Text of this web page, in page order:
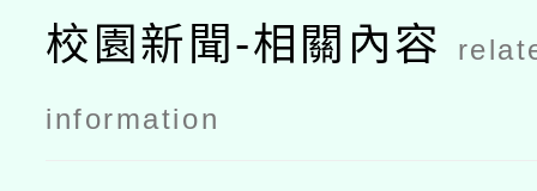
校園新聞-相關內容
information